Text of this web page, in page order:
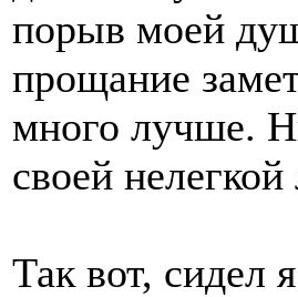
порыв моей
прощание
много лучше.
своей нелегкой
Так вот, сидел